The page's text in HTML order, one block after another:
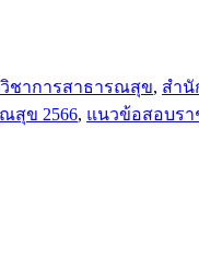
ชาการสาธารณสุข, สำนั
สุข 2566, แนวข้อสอบรา